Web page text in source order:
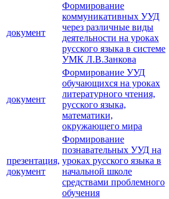
документ
Формирование
коммуникативных УУД
через различные виды
деятельности на уроках
русского языка в системе
УМК Л.В.Занкова
документ
Формирование УУД
обучающихся на уроках
литературного чтения,
русского языка,
математики,
окружающего мира
презентация,
документ
Формирование
познавательных УУД на
уроках русского языка в
начальной школе
средствами проблемного
обучения